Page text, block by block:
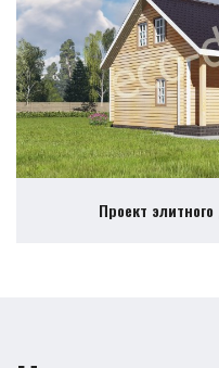
Проект